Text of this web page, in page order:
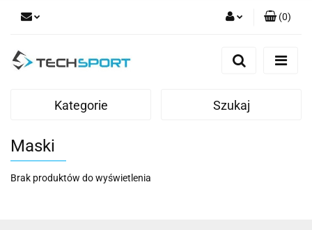
Zaloguj się
(0)
Kategorie Szukaj
Maski
Brak produktów do wyświetlenia